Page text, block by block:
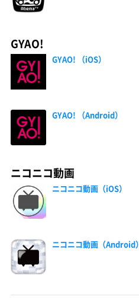
GYAO!
GYAO! （iOS）
GYAO! （Android）
ニコニコ動画
ニコニコ動画（iOS）
ニコニコ動画（Android）